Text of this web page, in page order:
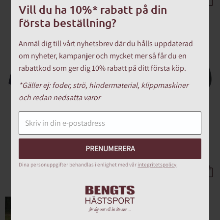
Lägg till i favoriter Lägg
HUNDTÄCKE NAVY
729kr
HUNDTÄCKE GREEN
729kr
Lägg
Vill du ha 10%* rabatt på din
första beställning?
Anmäl dig till vårt nyhetsbrev där du hålls uppdaterad
om nyheter, kampanjer och mycket mer så får du en
rabattkod som ger dig 10% rabatt på ditt första köp.
*Gäller ej: foder, strö, hindermaterial, klippmaskiner
och redan nedsatta varor
PRENUMERERA
Dina personuppgifter behandlas i enlighet med vår integritetspolicy